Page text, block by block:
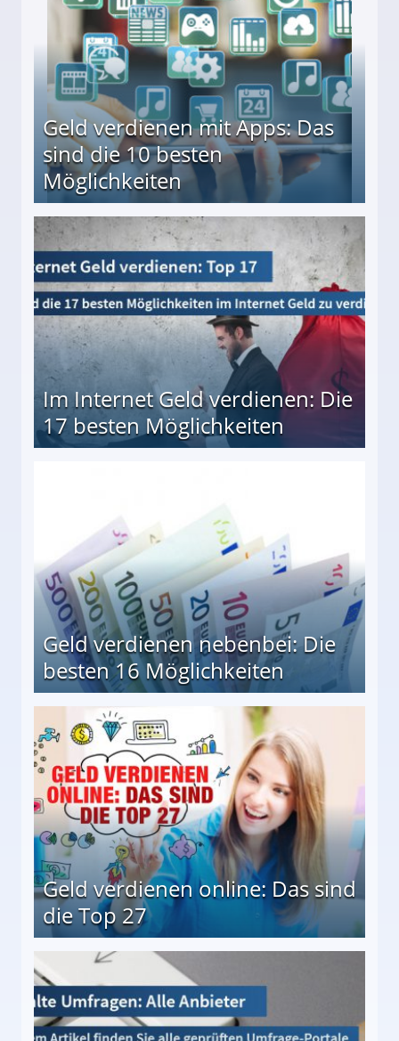
Geld verdienen mit Apps: Das
sind die 10 besten
Möglichkeiten
besten Möglichkeiten
Im Internet Geld verdienen: Die
17 besten Möglichkeiten
Geld verdienen nebenbei: Die
besten 16 Möglichkeiten
Geld verdienen online: Das sind
die Top 27